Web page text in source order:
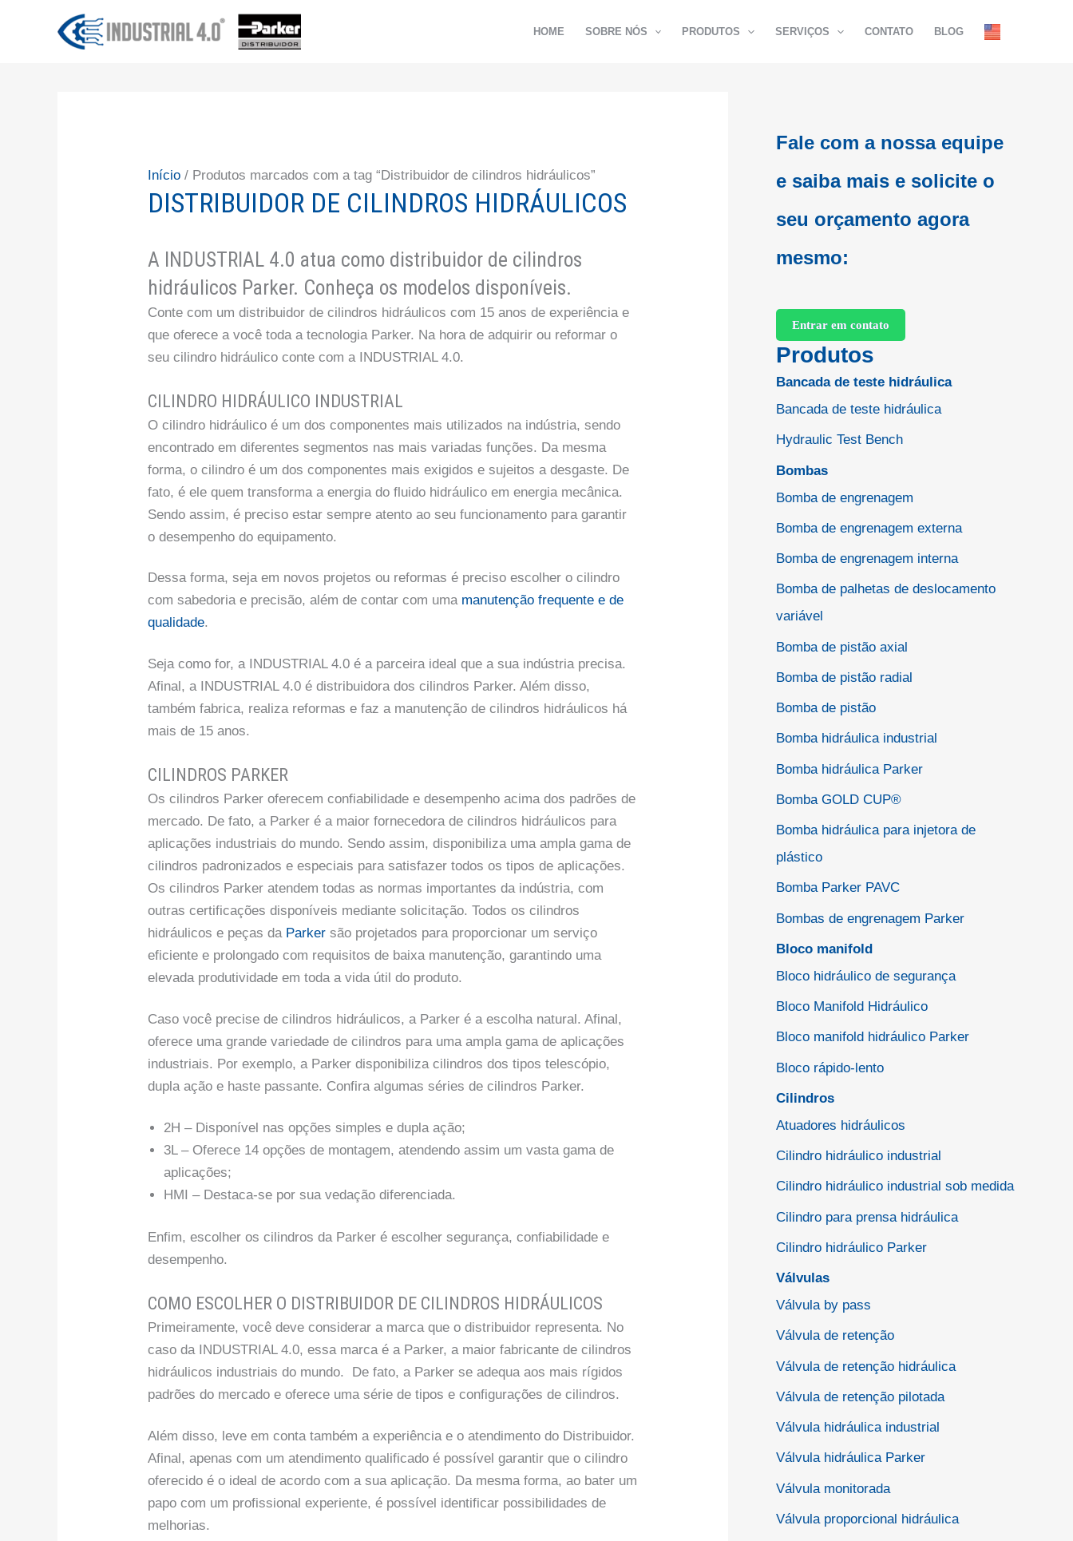
HOME SOBRE NÓS PRODUTOS SERVIÇOS CONTATO BLOG
Início / Produtos marcados com a tag “Distribuidor de cilindros hidráulicos”
DISTRIBUIDOR DE CILINDROS HIDRÁULICOS
A INDUSTRIAL 4.0 atua como distribuidor de cilindros
hidráulicos Parker. Conheça os modelos disponíveis.
Conte com um distribuidor de cilindros hidráulicos com 15 anos de experiência e
que oferece a você toda a tecnologia Parker. Na hora de adquirir ou reformar o
seu cilindro hidráulico conte com a INDUSTRIAL 4.0.
CILINDRO HIDRÁULICO INDUSTRIAL
O cilindro hidráulico é um dos componentes mais utilizados na indústria, sendo
encontrado em diferentes segmentos nas mais variadas funções. Da mesma
forma, o cilindro é um dos componentes mais exigidos e sujeitos a desgaste. De
fato, é ele quem transforma a energia do fluido hidráulico em energia mecânica.
Sendo assim, é preciso estar sempre atento ao seu funcionamento para garantir
o desempenho do equipamento.
Dessa forma, seja em novos projetos ou reformas é preciso escolher o cilindro
com sabedoria e precisão, além de contar com uma manutenção frequente e de
qualidade.
Seja como for, a INDUSTRIAL 4.0 é a parceira ideal que a sua indústria precisa.
Afinal, a INDUSTRIAL 4.0 é distribuidora dos cilindros Parker. Além disso,
também fabrica, realiza reformas e faz a manutenção de cilindros hidráulicos há
mais de 15 anos.
CILINDROS PARKER
Os cilindros Parker oferecem confiabilidade e desempenho acima dos padrões de
mercado. De fato, a Parker é a maior fornecedora de cilindros hidráulicos para
aplicações industriais do mundo. Sendo assim, disponibiliza uma ampla gama de
cilindros padronizados e especiais para satisfazer todos os tipos de aplicações.
Os cilindros Parker atendem todas as normas importantes da indústria, com
outras certificações disponíveis mediante solicitação. Todos os cilindros
hidráulicos e peças da Parker são projetados para proporcionar um serviço
eficiente e prolongado com requisitos de baixa manutenção, garantindo uma
elevada produtividade em toda a vida útil do produto.
Caso você precise de cilindros hidráulicos, a Parker é a escolha natural. Afinal,
oferece uma grande variedade de cilindros para uma ampla gama de aplicações
industriais. Por exemplo, a Parker disponibiliza cilindros dos tipos telescópio,
dupla ação e haste passante. Confira algumas séries de cilindros Parker.
2H – Disponível nas opções simples e dupla ação;
3L – Oferece 14 opções de montagem, atendendo assim um vasta gama de
aplicações;
HMI – Destaca-se por sua vedação diferenciada.
Enfim, escolher os cilindros da Parker é escolher segurança, confiabilidade e
desempenho.
COMO ESCOLHER O DISTRIBUIDOR DE CILINDROS HIDRÁULICOS
Primeiramente, você deve considerar a marca que o distribuidor representa. No
caso da INDUSTRIAL 4.0, essa marca é a Parker, a maior fabricante de cilindros
hidráulicos industriais do mundo. De fato, a Parker se adequa aos mais rígidos
padrões do mercado e oferece uma série de tipos e configurações de cilindros.
Além disso, leve em conta também a experiência e o atendimento do Distribuidor.
Afinal, apenas com um atendimento qualificado é possível garantir que o cilindro
oferecido é o ideal de acordo com a sua aplicação. Da mesma forma, ao bater um
papo com um profissional experiente, é possível identificar possibilidades de
melhorias.
Fale com a nossa equipe
e saiba mais e solicite o
seu orçamento agora
mesmo:
Entrar em contato
Produtos
Bancada de teste hidráulica
Bancada de teste hidráulica
Hydraulic Test Bench
Bombas
Bomba de engrenagem
Bomba de engrenagem externa
Bomba de engrenagem interna
Bomba de palhetas de deslocamento
variável
Bomba de pistão axial
Bomba de pistão radial
Bomba de pistão
Bomba hidráulica industrial
Bomba hidráulica Parker
Bomba GOLD CUP®
Bomba hidráulica para injetora de
plástico
Bomba Parker PAVC
Bombas de engrenagem Parker
Bloco manifold
Bloco hidráulico de segurança
Bloco Manifold Hidráulico
Bloco manifold hidráulico Parker
Bloco rápido-lento
Cilindros
Atuadores hidráulicos
Cilindro hidráulico industrial
Cilindro hidráulico industrial sob medida
Cilindro para prensa hidráulica
Cilindro hidráulico Parker
Válvulas
Válvula by pass
Válvula de retenção
Válvula de retenção hidráulica
Válvula de retenção pilotada
Válvula hidráulica industrial
Válvula hidráulica Parker
Válvula monitorada
Válvula proporcional hidráulica